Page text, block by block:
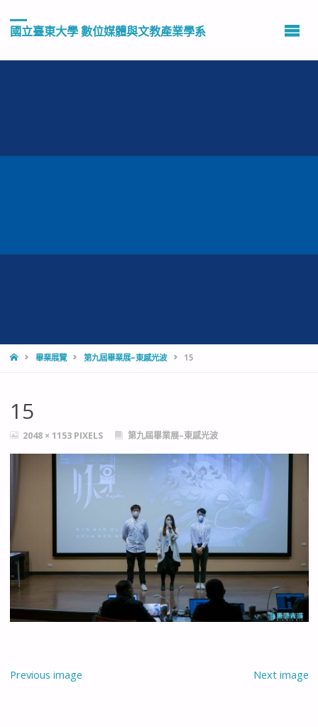
國立臺東大學 數位媒體與文教產業學系
HOME畢業展覽 第九屆畢業展–東感光波 15
15
FULL2048 × 1153 PIXELS 第九屆畢業展–東感光波
Previous image Next image